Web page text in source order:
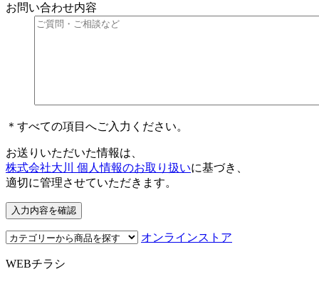
お問い合わせ内容
＊すべての項目へご入力ください。
お送りいただいた情報は、
株式会社大川 個人情報のお取り扱いに基づき、
適切に管理させていただきます。
オンラインストア
WEBチラシ